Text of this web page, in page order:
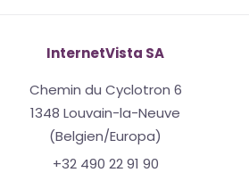
InternetVista SA
Chemin du Cyclotron 6
1348 Louvain-la-Neuve
(Belgien/Europa)
+32 490 22 91 90